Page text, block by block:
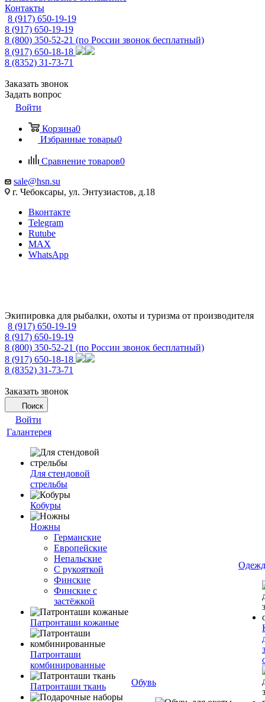
Контакты
8 (917) 650-19-19
8 (917) 650-19-19
8 (800) 350-52-21 (по России звонок бесплатный)
8 (917) 650-18-18
8 (8352) 31-73-71
Заказать звонок
Задать вопрос
Войти
Корзина0
Избранные товары0
Сравнение товаров0
sale@hsn.su
г. Чебоксары, ул. Энтузиастов, д.18
Вконтакте
Telegram
Rutube
MAX
WhatsApp
Экипировка для рыбалки, охоты и туризма от производителя
8 (917) 650-19-19
8 (917) 650-19-19
8 (800) 350-52-21 (по России звонок бесплатный)
8 (917) 650-18-18
8 (8352) 31-73-71
Заказать звонок
Поиск
Войти
Галантерея
Для стендовой
стрельбы
Кобуры
Ножны
Германские
Европейские
Непальские
С рукояткой
Финские
Финские с
застёжкой
Патронташи кожаные
Патронташи
комбинированные
Патронташи ткань Обувь